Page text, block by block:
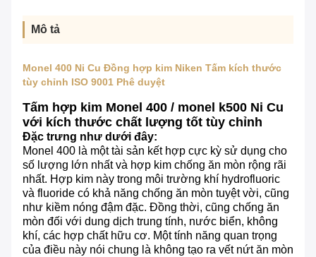
Mô tả
Monel 400 Ni Cu Đồng hợp kim Niken Tấm kích thước
tùy chỉnh ISO 9001 Phê duyệt
Tấm hợp kim Monel 400 / monel k500 Ni Cu
với kích thước chất lượng tốt tùy chỉnh
Đặc trưng như dưới đây:
Monel 400 là một tài sản kết hợp cực kỳ sử dụng cho
số lượng lớn nhất và hợp kim chống ăn mòn rộng rãi
nhất. Hợp kim này trong môi trường khí hydrofluoric
và fluoride có khả năng chống ăn mòn tuyệt vời, cũng
như kiềm nóng đậm đặc. Đồng thời, cũng chống ăn
mòn đối với dung dịch trung tính, nước biển, không
khí, các hợp chất hữu cơ. Một tính năng quan trọng
của điều này nói chung là không tạo ra vết nứt ăn mòn